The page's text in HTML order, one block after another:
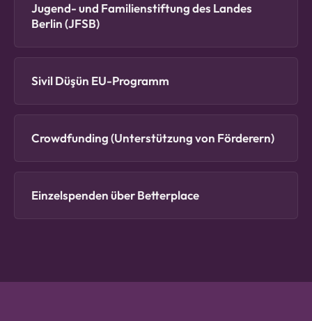
Jugend- und Familienstiftung des Landes
Berlin (JFSB)
Sivil Düşün EU-Programm
Crowdfunding (Unterstützung von Förderern)
Einzelspenden über Betterplace